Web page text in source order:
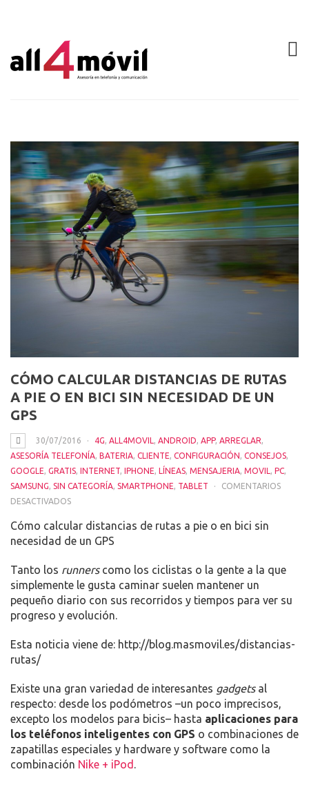
CÓMO CALCULAR DISTANCIAS DE RUTAS
A PIE O EN BICI SIN NECESIDAD DE UN
GPS
30/07/2016 4G, ALL4MOVIL, ANDROID, APP, ARREGLAR,
ASESORÍA TELEFONÍA, BATERIA, CLIENTE, CONFIGURACIÓN , CONSEJOS,
GOOGLE, GRATIS, INTERNET, IPHONE, LÍNEAS, MENSAJERIA, MOVIL, PC,
SAMSUNG, SIN CATEGORÍA, SMARTPHONE, TABLET
COMENTARIOS
DESACTIVADOSEN
CALCULAR
DISTANCIAS
RUTAS
A
PIE
O
NECESIDAD
Cómo calcular distancias de rutas a pie o en bici sin
necesidad de un GPS
Tanto los runnerscomo los ciclistas o la gente a la que
simplemente le gusta caminar suelen mantener un
pequeño diario con sus recorridos y tiempos para ver su
progreso y evolución.
Esta noticia viene de: http://blog.masmovil.es/distancias-
rutas/
Existe una gran variedad de interesantes gadgetsal
respecto: desde los podómetros –un poco imprecisos,
excepto los modelos para bicis– hasta aplicaciones para
los teléfonos inteligentes con GPS o combinaciones de
zapatillas especiales y hardware y software como la
combinación Nike + iPod .